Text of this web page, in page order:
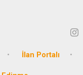
İlan Portalı